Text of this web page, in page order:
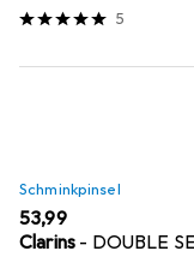
5
Schminkpinsel
EUR
53,99
Clarins - DOUBLE